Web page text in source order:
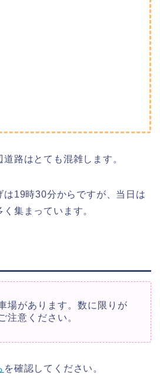
路はとても混雑します。
は19時30分からですが、当日は
集まっています。
場があります。数に限りが
注意ください。
を確認してください。